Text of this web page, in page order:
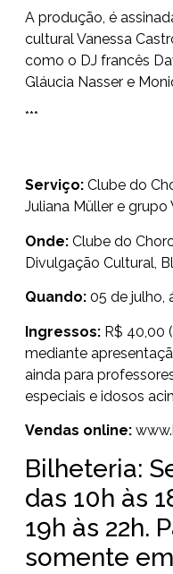
A produção, é
cultural Vanessa
como o DJ francês
Gláucia Nasser e
***
Serviço: Clube do
Juliana Müller e grupo
Onde: Clube do
Divulgação Cultural,
Quando: 05 de julho,
Ingressos: R$ 40,00
mediante
ainda para
especiais e idosos
Vendas online:
Bilheteria:
das 10h às
19h às 22h.
somente